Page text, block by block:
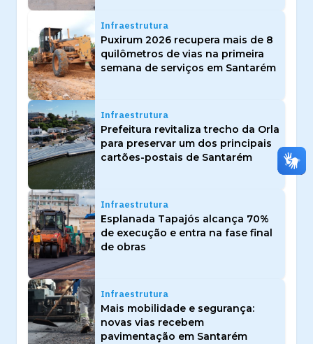
Infraestrutura
Puxirum 2026 recupera mais de 8
quilômetros de vias na primeira
semana de serviços em Santarém
Infraestrutura
Prefeitura revitaliza trecho da Orla
para preservar um dos principais
cartões-postais de Santarém
Infraestrutura
Esplanada Tapajós alcança 70%
de execução e entra na fase final
de obras
Infraestrutura
Mais mobilidade e segurança:
novas vias recebem
pavimentação em Santarém